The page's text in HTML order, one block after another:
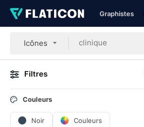
Graphistes
Icônes
Filtres
Couleurs
Noir Couleurs